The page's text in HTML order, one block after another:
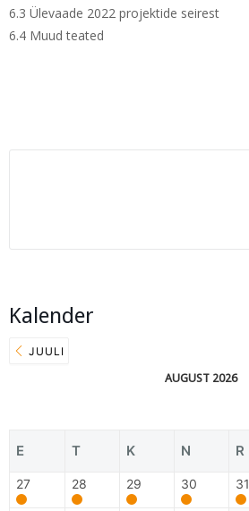
6.3 Ülevaade 2022 projektide seirest
6.4 Muud teated
Kalender
JUULI
AUGUST 2026
E T K N R
27 28 29 30 31